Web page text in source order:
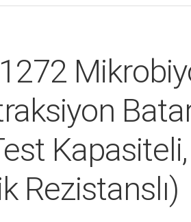
Kapasiteli,
Rezistanslı)